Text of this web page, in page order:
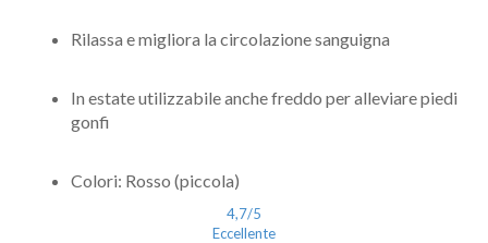
Rilassa e migliora la circolazione sanguigna
In estate utilizzabile anche freddo per alleviare piedi
gonfi
Colori: Rosso (piccola)
4,7/5
Eccellente